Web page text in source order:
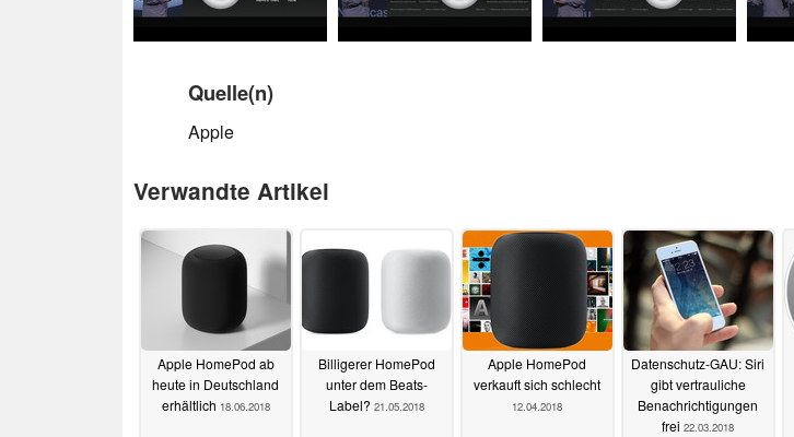
Quelle(n)
Apple
Verwandte Artikel
Apple HomePod ab
heute in Deutschland
erhältlich 18.06.2018
Billigerer HomePod
unter dem Beats-
Label? 21.05.2018
Apple HomePod
verkauft sich schlecht
12.04.2018
Datenschutz-GAU: Siri
gibt vertrauliche
Benachrichtigungen
frei 22.03.2018